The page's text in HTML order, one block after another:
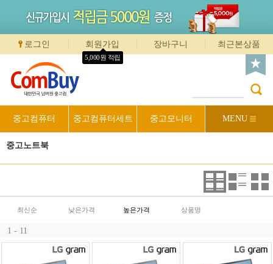
로그인 회원가입
5,000원 적립
장바구니 최근본상품
중고컴퓨터 중고컴퓨터세트 중고모니터 MENU
중고노트북
최신순 낮은가격 높은가격 상품명
1 - 11